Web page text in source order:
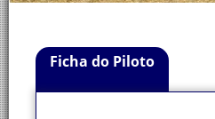
Ficha do Piloto